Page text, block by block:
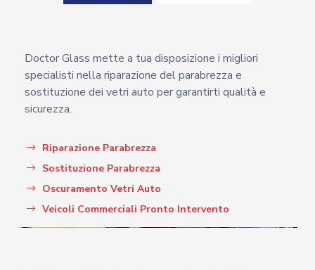
Doctor Glass mette a tua disposizione i migliori
specialisti nella riparazione del parabrezza e
sostituzione dei vetri auto per garantirti qualità e
sicurezza.
Riparazione Parabrezza
Sostituzione Parabrezza
Oscuramento Vetri Auto
Veicoli Commerciali Pronto Intervento